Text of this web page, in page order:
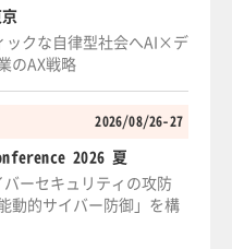
ックな自律型社会へAI×デ
のAX戦略
2026/08/26-27
2026 夏
ーセキュリティの攻防
動的サイバー防御」を構